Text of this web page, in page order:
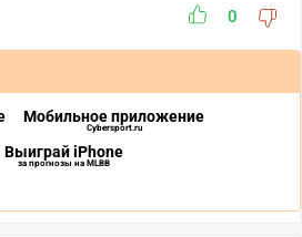
0
Мобильное приложение
Cybersport.ru
Выиграй iPhone
за прогнозы на MLBB